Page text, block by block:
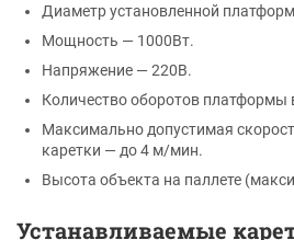
Диаметр установленной
Мощность — 1000Вт.
Напряжение — 220В.
Количество оборотов платформы
Максимально допустимая
каретки — до 4 м/мин.
Высота объекта на паллете
Устанавливаемые